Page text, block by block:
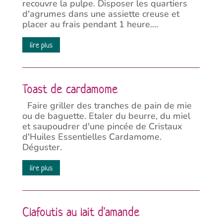
recouvre la pulpe. Disposer les quartiers
d'agrumes dans une assiette creuse et
placer au frais pendant 1 heure....
lire plus
Toast de cardamome
Faire griller des tranches de pain de mie
ou de baguette. Etaler du beurre, du miel
et saupoudrer d'une pincée de Cristaux
d'Huiles Essentielles Cardamome.
Déguster.
lire plus
Clafoutis au lait d'amande